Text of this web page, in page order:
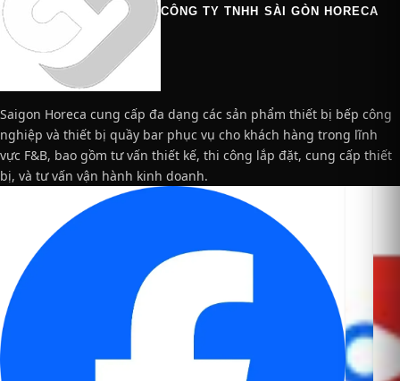
CÔNG TY TNHH SÀI GÒN HORECA
Saigon Horeca cung cấp đa dạng các sản phẩm thiết bị bếp công
nghiệp và thiết bị quầy bar phục vụ cho khách hàng trong lĩnh
vực F&B, bao gồm tư vấn thiết kế, thi công lắp đặt, cung cấp thiết
bị, và tư vấn vận hành kinh doanh.